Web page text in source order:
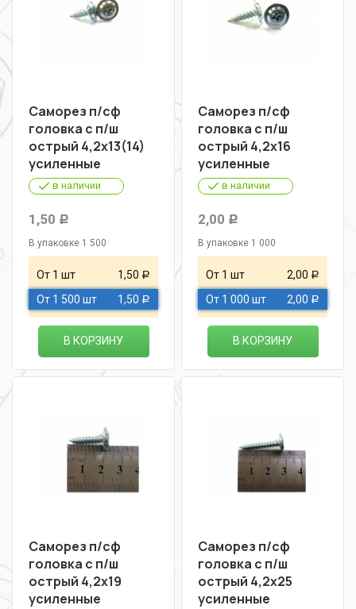
Саморез п/сф
головка с п/ш
острый 4,2х13(14)
усиленные
в наличии
1,50 Р
В упаковке 1 500
От 1 шт 1,50 Р
От 1 500 шт 1,50 Р
В КОРЗИНУ
Саморез п/сф
головка с п/ш
острый 4,2х16
усиленные
в наличии
2,00 Р
В упаковке 1 000
От 1 шт 2,00 Р
От 1 000 шт 2,00 Р
В КОРЗИНУ
Саморез п/сф
головка с п/ш
острый 4,2х19
усиленные
Саморез п/сф
головка с п/ш
острый 4,2х25
усиленные